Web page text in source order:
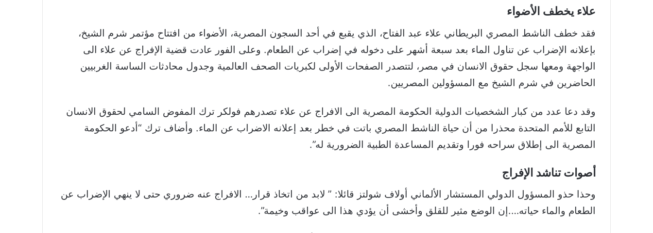
علاء يخطف الأضواء
فقد خطف الناشط المصري البريطاني علاء عبد الفتاح، الذي يقبع في أحد السجون المصرية، الأضواء من افتتاح مؤتمر شرم الشيخ،
بإعلانه الإضراب عن تناول الماء بعد سبعة أشهر على دخوله في إضراب عن الطعام. وعلى الفور عادت قضية الإفراج عن علاء الى
الواجهة ومعها سجل حقوق الانسان في مصر، لتتصدر الصفحات الأولى لكبريات الصحف العالمية وجدول محادثات الساسة الغربيين
الحاضرين في شرم الشيخ مع المسؤولين المصريين.
وقد دعا عدد من كبار الشخصيات الدولية الحكومة المصرية الى الافراج عن علاء تصدرهم فولكر ترك المفوض السامي لحقوق الانسان
التابع للأمم المتحدة محذرا من أن حياة الناشط المصري باتت في خطر بعد إعلانه الاضراب عن الماء. وأضاف ترك “أدعو الحكومة
المصرية الى إطلاق سراحه فورا وتقديم المساعدة الطبية الضرورية له”.
أصوات تناشد الإفراج
وحذا حذو المسؤول الدولي المستشار الألماني أولاف شولتز قائلا: ” لابد من اتخاذ قرار… الافراج عنه ضروري حتى لا ينهي الإضراب عن
الطعام والماء حياته….إن الوضع مثير للقلق وأخشى أن يؤدي هذا الى عواقب وخيمة”.